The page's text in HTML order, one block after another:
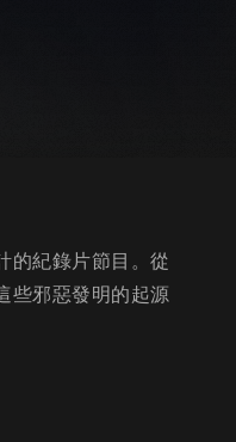
的紀錄片節目。從
些邪惡發明的起源